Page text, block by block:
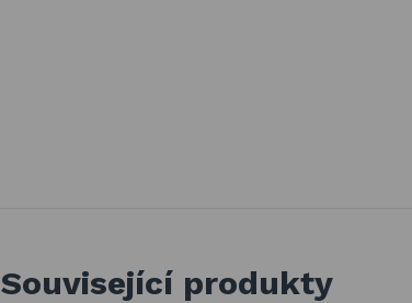
Související produkty